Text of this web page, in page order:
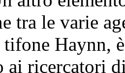
tra le varie
Haynn,
ai ricercatori